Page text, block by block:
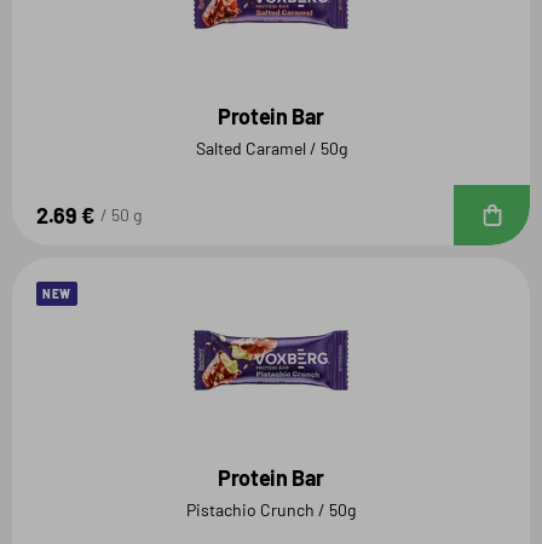
Protein Bar
Salted Caramel / 50g
2.69 € 50 g
NEW
Protein Bar
Pistachio Crunch / 50g